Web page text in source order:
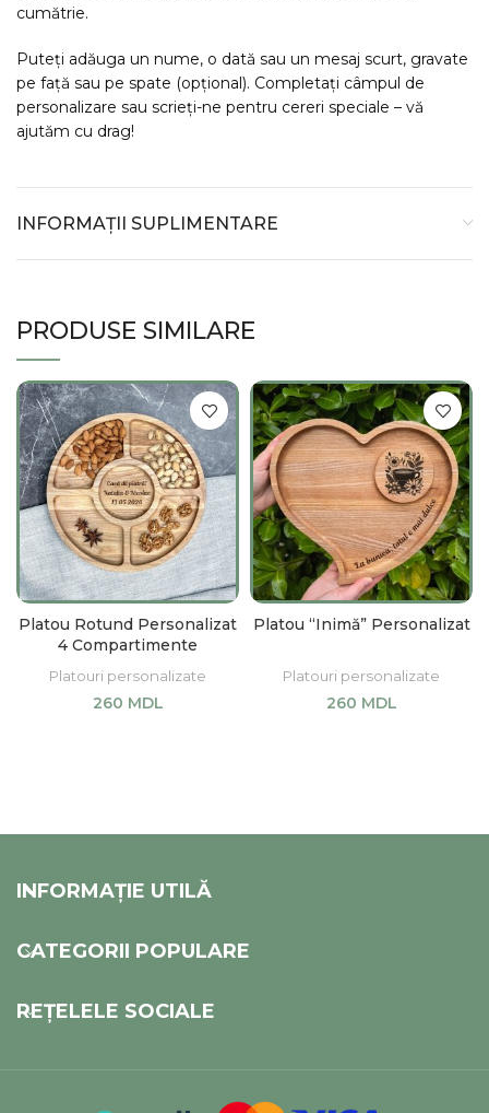
cumătrie.
Puteți adăuga un nume, o dată sau un mesaj scurt, gravate
pe față sau pe spate (opțional). Completați câmpul de
personalizare sau scrieți-ne pentru cereri speciale – vă
ajutăm cu drag!
INFORMAȚII SUPLIMENTARE
PRODUSE SIMILARE
Platou Rotund Personalizat
4 Compartimente
Platouri personalizate
260 MDL
Platou “Inimă” Personalizat
Platouri personalizate
260 MDL
INFORMAȚIE UTILĂ
CATEGORII POPULARE
REȚELELE SOCIALE